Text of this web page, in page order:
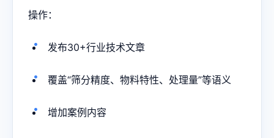
操作：
发布30+行业技术文章
覆盖“筛分精度、物料特性、处理量”等语义
增加案例内容